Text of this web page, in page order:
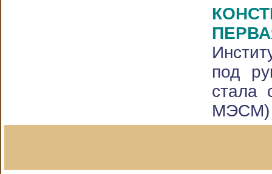
под
стала